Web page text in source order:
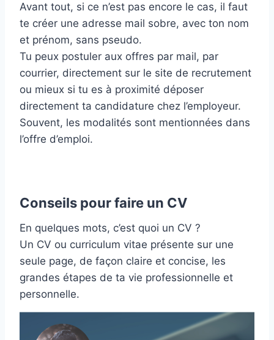
Avant tout, si ce n’est pas encore le cas, il faut
te créer une adresse mail sobre, avec ton nom
et prénom, sans pseudo.
Tu peux postuler aux offres par mail, par
courrier, directement sur le site de recrutement
ou mieux si tu es à proximité déposer
directement ta candidature chez l’employeur.
Souvent, les modalités sont mentionnées dans
l’offre d’emploi.
Conseils pour faire un CV
En quelques mots, c’est quoi un CV ?
Un CV ou curriculum vitae présente sur une
seule page, de façon claire et concise, les
grandes étapes de ta vie professionnelle et
personnelle.